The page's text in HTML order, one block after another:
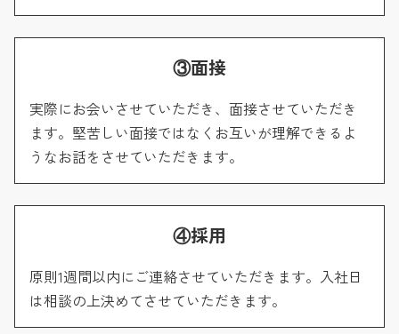
③面接
実際にお会いさせていただき、面接させていただき
ます。堅苦しい面接ではなくお互いが理解できるよ
うなお話をさせていただきます。
④採用
原則1週間以内にご連絡させていただきます。入社日
は相談の上決めてさせていただきます。